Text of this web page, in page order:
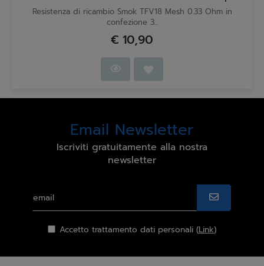
Resistenza di ricambio Smok TFV18 Mesh 0.33 Ohm in
confezione 3...
€ 10,90
Email Newsletter
Iscriviti gratuitamente alla nostra
newsletter
Accetto trattamento dati personali (Link)